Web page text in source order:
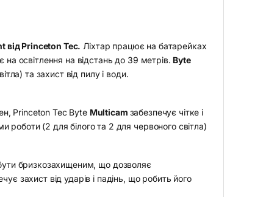
від Princeton Tec. Ліхтар працює на батарейках
освітлення на відстань до 39 метрів. Byte
та захист від пилу і води.
Princeton Tec Byte Multicam забезпечує чітке і
(2 для білого та 2 для червоного світла)
бризкозахищеним, що дозволяє
захист від ударів і падінь, що робить його